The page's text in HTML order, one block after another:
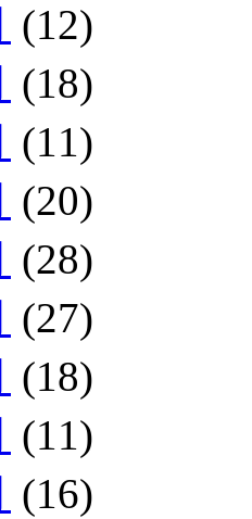
(12)
(18)
(11)
(20)
(28)
(27)
(18)
(11)
(16)